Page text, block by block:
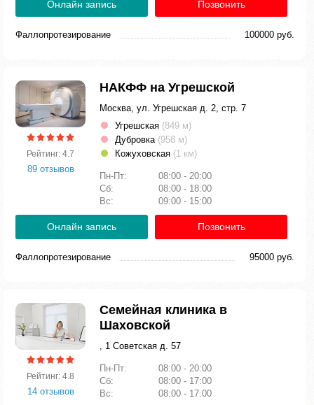
Онлайн запись Позвонить
Фаллопротезирование 100000 руб.
Рейтинг: 4.7
89 отзывов
НАКФФ на Угрешской
Москва, ул. Угрешская д. 2, стр. 7
Угрешская (849 м)
Дубровка (958 м)
Кожуховская (1 км)
Пн-Пт:
08:00 - 20:00
Сб:
08:00 - 18:00
Вс:
09:00 - 15:00
Онлайн запись Позвонить
Фаллопротезирование 95000 руб.
Рейтинг: 4.8
14 отзывов
Семейная клиника в
Шаховской
, 1 Советская д. 57
Пн-Пт:
08:00 - 20:00
Сб:
08:00 - 17:00
Вс:
08:00 - 17:00